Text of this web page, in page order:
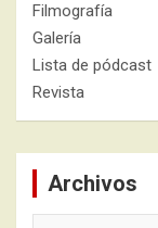
Filmografía
Galería
Lista de pódcast
Revista
Archivos